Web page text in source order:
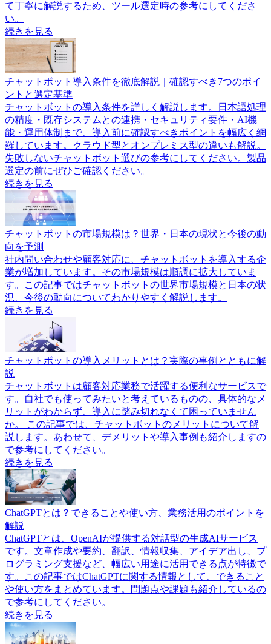
て丁寧に解説するため、ツール選定時の参考にしてくださ
い。
続きを見る
チャットボット導入条件を徹底解説｜確認すべき7つのポイ
ントと選定基準
チャットボットの導入条件を詳しく解説します。日本語処理
の精度・既存システムとの連携・セキュリティ要件・AI機
能・運用体制まで、導入前に確認すべきポイントを幅広く網
羅しています。クラウド型とオンプレミス型の違いも解説。
失敗しないチャットボット選びの参考にしてください。製品
選定の前にぜひご確認ください。
続きを見る
チャットボットの市場規模は？世界・日本の現状と今後の動
向を予測
社内問い合わせや顧客対応に、チャットボットを導入する企
業が増加しています。その市場規模は順調に拡大していま
す。この記事ではチャットボットの世界市場規模と日本の状
況、今後の動向についてわかりやすく解説します。
続きを見る
チャットボットの導入メリットとは？実際の事例とともに解
説
チャットボットは顧客対応業務で活躍する便利なサービスで
す。自社でも使ってみたいと考えているものの、具体的なメ
リットがわからず、導入に踏み切れなくて困っていません
か。 この記事では、チャットボットのメリットについて解
説します。あわせて、デメリットや導入事例も紹介しますの
で参考にしてください。
続きを見る
ChatGPTとは？できることや使い方、業務活用のポイントを
解説
ChatGPTとは、OpenAIが提供する対話型の生成AIサービス
です。文章作成や要約、翻訳、情報収集、アイデア出し、プ
ログラミング支援など、幅広い用途に活用できる点が特徴で
す。この記事ではChatGPTに関する情報として、できること
や使い方をまとめています。問題点や課題も紹介しているの
で参考にしてください。
続きを見る